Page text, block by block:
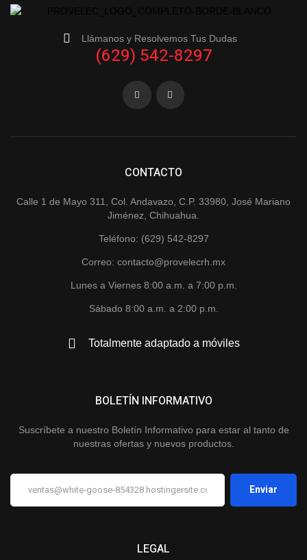
Llámanos y Resolvemos Tus Dudas
(629) 542-8297
CONTACTO
Calle 1 de Mayo 311, Col. Andavazo, C.P. 33980, José Mariano
Jiménez, Chihuahua.
Teléfono: (629) 542-8297
Correo: contacto@provelecrh.mx
Lunes a Viernes 8:00 a.m. a 7:00 p.m.
Sábado 8:00 a.m. a 2:00 p.m.
Totalmente adaptado a móviles
LEGAL
BOLETÍN INFORMATIVO
Suscríbete a nuestro Boletín Informativo para estar al tanto de
nuestras ofertas y nuevos productos.